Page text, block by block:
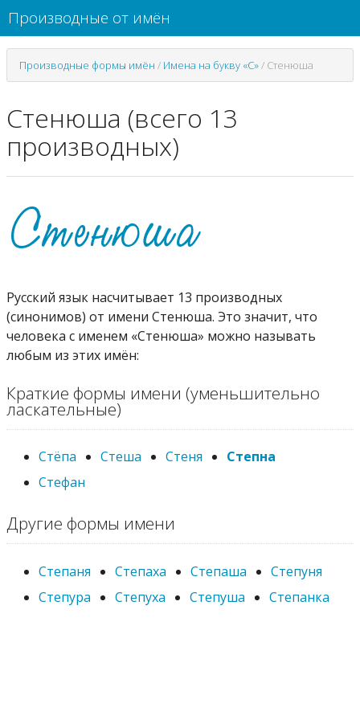
Производные от имён
Производные формы имён / Имена на букву «С»/ Стенюша
Стенюша (всего 13
производных)
Русский язык насчитывает 13 производных
(синонимов) от имени Стенюша. Это значит, что
человека с именем «Стенюша» можно называть
любым из этих имён:
Краткие формы имени (уменьшительно
ласкательные)
Стёпа Стеша Стеня
Степна
Стефан
Другие формы имени
Степаня Степаха Степаша
Степуня
Степура
Степуха Степуша Степанка